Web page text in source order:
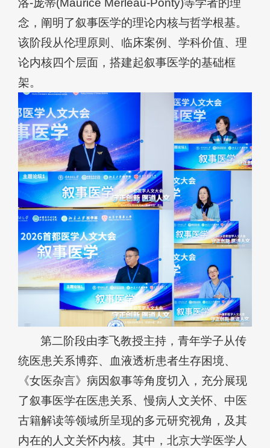
念，阐明了叙事医学的理论内核与哲学根基。
该阶段从伦理原则、临床案例、学科价值、理
论内核四个层面，搭建起叙事医学的基础框
架。
第二阶段由李飞教授主持，青年学子从传
统医患关系博弈、血液透析患者生存困境、
《女医杂言》病因叙事等角度切入，充分展现
了叙事医学在医患关系、慢病人文关怀、中医
古籍解读等领域所呈现的多元研究视角，及其
内在的人文关怀内核。其中，北京大学医学人